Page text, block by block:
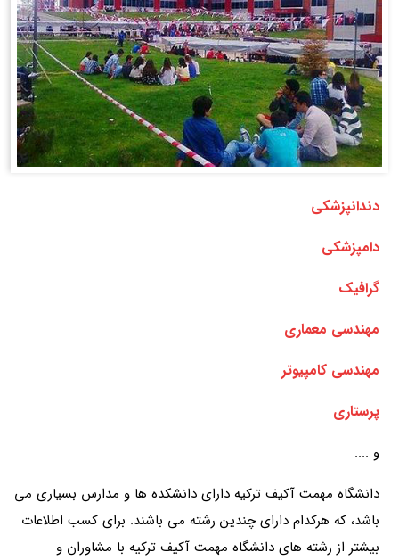
دندانپزشکی
دامپزشکی
گرافیک
مهندسی معماری
مهندسی کامپیوتر
پرستاری
و ....
دانشگاه مهمت آکیف ترکیه دارای دانشکده ها و مدارس بسیاری می
باشد، که هرکدام دارای چندین رشته می باشند. برای کسب اطلاعات
بیشتر از رشته های دانشگاه مهمت آکیف ترکیه با مشاوران و